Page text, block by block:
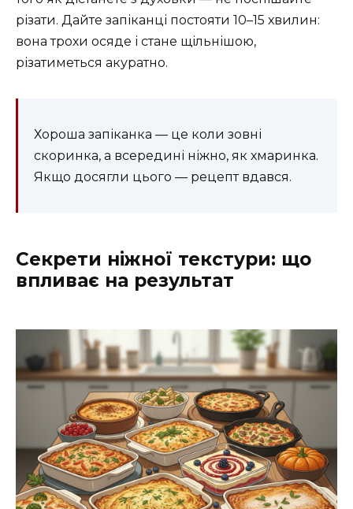
різати. Дайте запіканці постояти 10–15 хвилин:
вона трохи осяде і стане щільнішою,
різатиметься акуратно.
Хороша запіканка — це коли зовні
скоринка, а всередині ніжно, як хмаринка.
Якщо досягли цього — рецепт вдався.
Секрети ніжної текстури: що
впливає на результат